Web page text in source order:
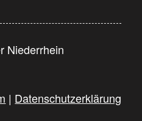
Niederrhein
| Datenschutzerklärung